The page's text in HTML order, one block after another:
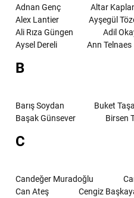
Adnan Genç
Altar
Alex Lantier
Ayşegül
Ali Rıza Güngen
Adil
Aysel Dereli
Ann Telnaes
B
Barış Soydan
Buket
Başak Günsever
Birsen
C
Candeğer Muradoğlu
Can Ateş
Cengiz